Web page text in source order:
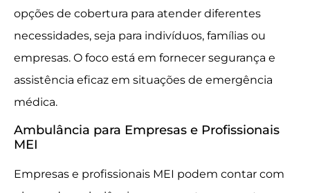
opções de cobertura para atender diferentes
necessidades, seja para indivíduos, famílias ou
empresas. O foco está em fornecer segurança e
assistência eficaz em situações de emergência
médica.
Ambulância para Empresas e Profissionais
MEI
Empresas e profissionais MEI podem contar com